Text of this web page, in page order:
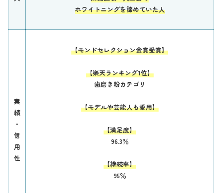
ホワイトニングを諦めていた人
実
績
・
信
用
性
【モンドセレクション金賞受賞】
【楽天ランキング1位】
歯磨き粉カテゴリ
【モデルや芸能人も愛用】
【満足度】
96.3％
【継続率】
95％